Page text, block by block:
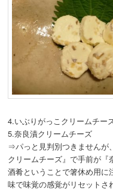
4.いぶりがっこクリームチー
5.奈良漬クリームチーズ
⇒パっと見判別つきませんが
クリームチーズ』で手前が『
酒肴ということで箸休め用に
味で味覚の感覚がリセットさ